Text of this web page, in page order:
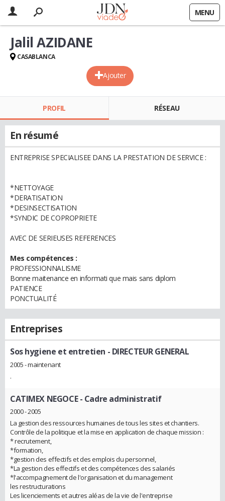
MENU
Ajouter
Jalil AZIDANE
CASABLANCA
PROFIL RÉSEAU
En résumé
ENTREPRISE SPECIALISEE DANS LA PRESTATION DE SERVICE :
*NETTOYAGE
*DERATISATION
*DESINSECTISATION
*SYNDIC DE COPROPRIETE
AVEC DE SERIEUSES REFERENCES
Mes compétences :
PROFESSIONNALISME
Bonne maitenance en informati que mais sans diplom
PATIENCE
PONCTUALITÉ
Entreprises
Sos hygiene et entretien - DIRECTEUR GENERAL
2005 - maintenant
.
CATIMEX NEGOCE- Cadre administratif
2000 - 2005
La gestion des ressources humaines de tous les sites et chantiers.
Contrôle de la politique et la mise en application de chaque mission :
* recrutement,
*formation,
*gestion des effectifs et des emplois du personnel,
*La gestion des effectifs et des compétences des salariés
*l'accompagnement de l'organisation et du management
les restructurations
Les licenciements et autres aléas de la vie de l'entreprise